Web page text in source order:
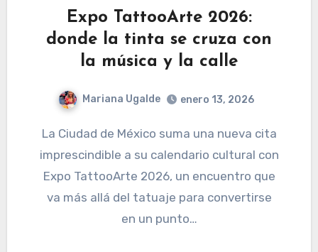
Expo TattooArte 2026:
donde la tinta se cruza con
la música y la calle
Mariana Ugalde enero 13, 2026
La Ciudad de México suma una nueva cita
imprescindible a su calendario cultural con
Expo TattooArte 2026, un encuentro que
va más allá del tatuaje para convertirse
en un punto…